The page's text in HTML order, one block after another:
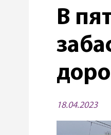
В
18.04.2023